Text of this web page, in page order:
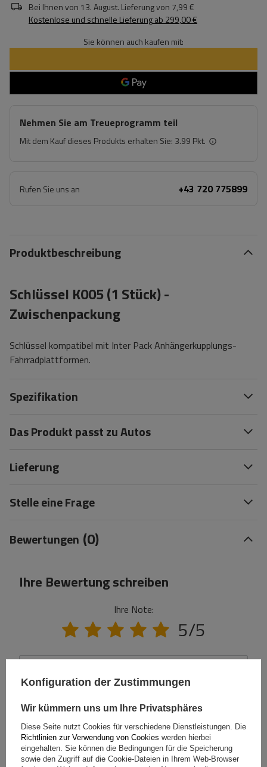
Bei Ihnen von 13. August. Lieferung von 7,99 €
Kostenlose und schnelle Lieferungab 299,00 €
Sie können auch kaufen mit:
Nehmen Sie am Treueprogramm teil
Mit dem Kauf dieses Produkts erhalten Sie: 3.99 Pkt.
Rufen Sie uns an +43 720 775899
Produktbeschreibung
Schlüssel K005 (1 Stück) -
Zwischenpackung
Schlüssel kompatibel mit Inter Pack Anhängerkupplungs-
Fahrradplattformen.
Spezifikation
Das Produkt passt zu Autos
Lieferung
Stelle eine Frage
Bewertungen (0)
Ihre Bewertung schreiben
Ihre Note:
5/5
Ihr Produktfoto hinzufügen:
Konfiguration der Zustimmungen
Wir kümmern uns um Ihre Privatsphäres
Diese Seite nutzt Cookies für verschiedene Dienstleistungen. Die
Richtlinien zur Verwendung von Cookies werden hierbei
eingehalten. Sie können die Bedingungen für die Speicherung
sowie den Zugriff auf die Cookie-Dateien in Ihrem Web-Browser